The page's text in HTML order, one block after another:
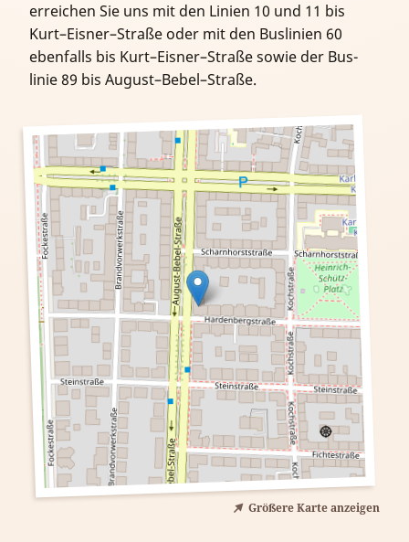
er­reichen Sie uns mit den Linien 10 und 11 bis
Kurt–Eisner–Straße oder mit den Bus­linien 60
eben­falls bis Kurt–Eisner–Straße sowie der Bus­
linie 89 bis August–Bebel–Straße.
Größere Karte anzeigen